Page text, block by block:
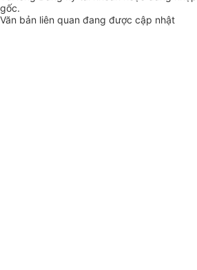
gốc.
Văn bản liên quan đang được cập nhật